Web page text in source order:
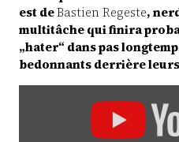
est deBastien Regeste,
multitâche qui finira
„hater“ dans pas
bedonnants derrière